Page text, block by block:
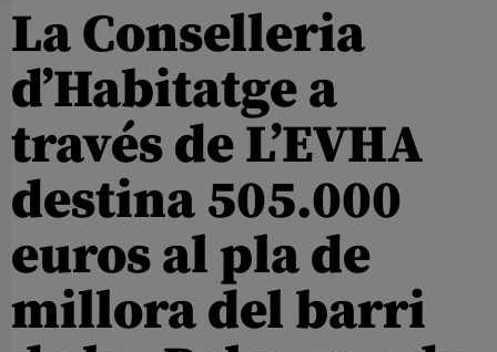
La Conselleria
d’Habitatge a
través de L’EVHA
destina 505.000
euros al pla de
millora del barri